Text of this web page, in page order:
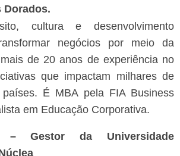
Dorados.
cultura e desenvolvimento
negócios por meio da
de 20 anos de experiência no
que impactam milhares de
É MBA pela FIA Business
em Educação Corporativa.
– Gestor da Universidade